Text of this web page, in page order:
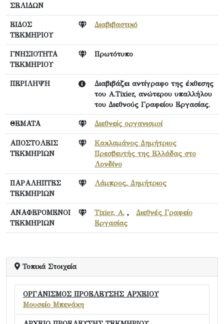
ΣΕΛΙΔΩΝ
ΕΙΔΟΣ
ΤΕΚΜΗΡΙΟΥ
Διαβιβαστικό
ΓΝΗΣΙΟΤΗΤΑ
ΤΕΚΜΗΡΙΟΥ
Πρωτότυπο
ΠΕΡΙΛΗΨΗ
Διαβιβάζει αντίγραφο της έκθεσης
του A.Tixier, ανώτερου υπαλλήλου
του Διεθνούς Γραφείου Εργασίας.
ΘΕΜΑΤΑ Διεθνείς οργανισμοί
ΑΠΟΣΤΟΛΕΙΣ
ΤΕΚΜΗΡΙΩΝ
Κακλαμάνος Δημήτριος
Πρεσβευτής της Ελλάδας στο
Λονδίνο
ΠΑΡΑΛΗΠΤΕΣ
ΤΕΚΜΗΡΙΩΝ
Λάμπρος, Δημήτριος
ΑΝΑΦΕΡΟΜΕΝΟΙ
ΤΕΚΜΗΡΙΩΝ
Tixier, A. , Διεθνές Γραφείο
Εργασίας
Τοπικά Στοιχεία
ΟΡΓΑΝΙΣΜΟΣ ΠΡΟΕΛΕΥΣΗΣ ΑΡΧΕΙΟΥ
Μουσείο Μπενάκη